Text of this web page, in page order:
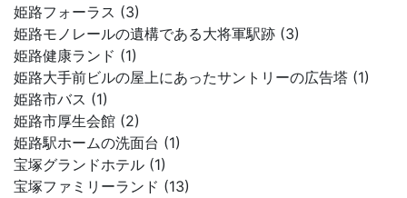
姫路フォーラス (3)
姫路モノレールの遺構である大将軍駅跡 (3)
姫路健康ランド (1)
姫路大手前ビルの屋上にあったサントリーの広告塔 (1)
姫路市バス (1)
姫路市厚生会館 (2)
姫路駅ホームの洗面台 (1)
宝塚グランドホテル (1)
宝塚ファミリーランド (13)